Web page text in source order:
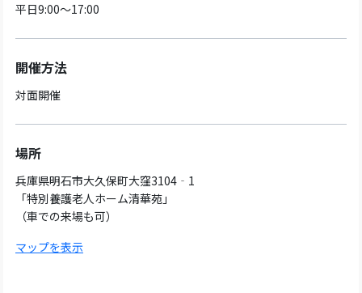
平日9:00～17:00
開催方法
対面開催
場所
兵庫県明石市大久保町大窪3104‐1
「特別養護老人ホーム清華苑」
（車での来場も可）
マップを表示